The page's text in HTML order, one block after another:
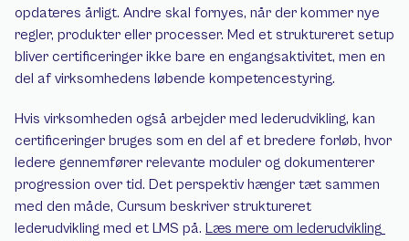
opdateres årligt. Andre skal fornyes, når der kommer nye
regler, produkter eller processer. Med et struktureret setup
bliver certificeringer ikke bare en engangsaktivitet, men en
del af virksomhedens løbende kompetencestyring.
Hvis virksomheden også arbejder med lederudvikling, kan
certificeringer bruges som en del af et bredere forløb, hvor
ledere gennemfører relevante moduler og dokumenterer
progression over tid. Det perspektiv hænger tæt sammen
med den måde, Cursum beskriver struktureret
lederudvikling med et LMS på. Læs mere om lederudvikling